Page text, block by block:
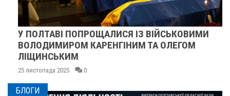
У ПОЛТАВІ ПОПРОЩАЛИСЯ ІЗ ВІЙСЬКОВИМИ
ВОЛОДИМИРОМ КАРЕНГІНИМ ТА ОЛЕГОМ
ЛІЩИНСЬКИМ
25 листопада 2025 0
БЛОГИ